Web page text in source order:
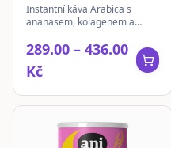
| Ananas | instantní
Instantní káva Arabica s
ananasem, kolagenem a
Reishi, Cordyceps, Lion's
289.00 – 436.00
Kč